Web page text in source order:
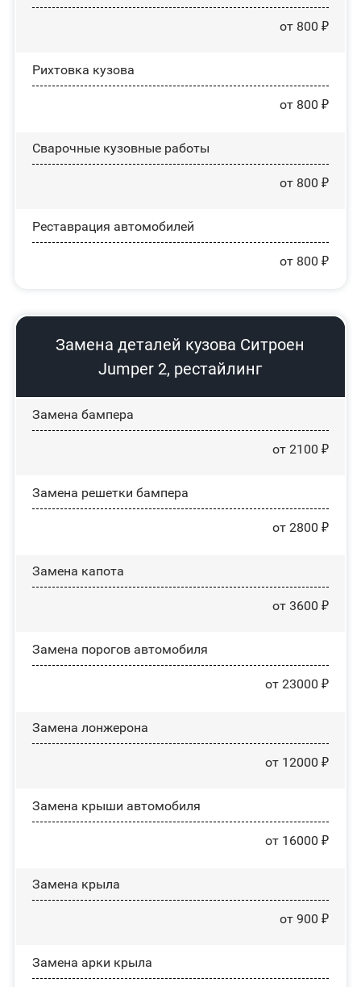
от 800 ₽
Рихтовка кузова
от 800 ₽
Сварочные кузовные работы
от 800 ₽
Реставрация автомобилей
от 800 ₽
Замена деталей кузова Ситроен
Jumper 2, рестайлинг
Замена бампера
от 2100 ₽
Замена решетки бампера
от 2800 ₽
Замена капота
от 3600 ₽
Замена порогов автомобиля
от 23000 ₽
Замена лонжерона
от 12000 ₽
Замена крыши автомобиля
от 16000 ₽
Замена крыла
от 900 ₽
Замена арки крыла